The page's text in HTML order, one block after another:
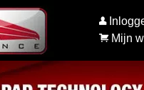
Mijn